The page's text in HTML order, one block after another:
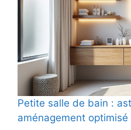
Petite salle de bain :
aménagement optimisé